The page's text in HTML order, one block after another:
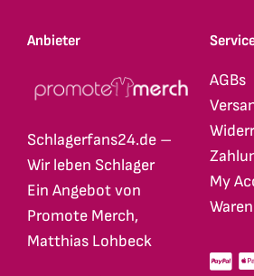
gewählt
Anbieter
Schlagerfans24.de –
Wir leben Schlager
Ein Angebot von
Promote Merch,
Matthias Lohbeck
AGBs
My